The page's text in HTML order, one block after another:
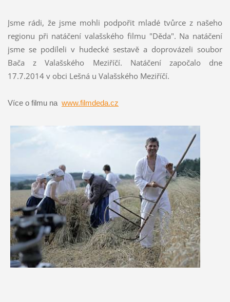
Jsme rádi, že jsme mohli podpořit mladé tvůrce z našeho
regionu při natáčení valašského filmu "Děda". Na natáčení
jsme se podíleli v hudecké sestavě a doprovázeli soubor
Bača z Valašského Meziříčí. Natáčení započalo dne
17.7.2014 v obci Lešná u Valašského Meziříčí.
Více o filmu na www.filmdeda.cz